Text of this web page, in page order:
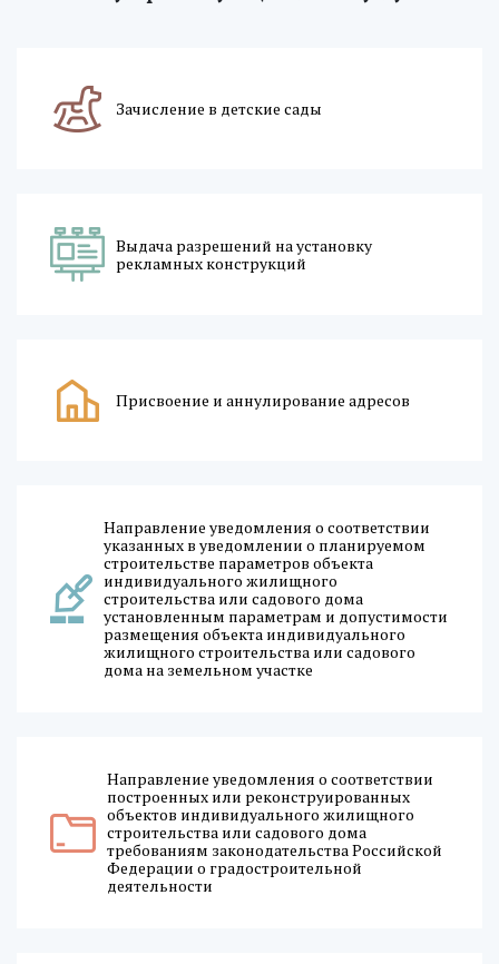
Зачисление в детские сады
Выдача разрешений на установку
рекламных конструкций
Присвоение и аннулирование адресов
Направление уведомления о соответствии
указанных в уведомлении о планируемом
строительстве параметров объекта
индивидуального жилищного
строительства или садового дома
установленным параметрам и допустимости
размещения объекта индивидуального
жилищного строительства или садового
дома на земельном участке
Направление уведомления о соответствии
построенных или реконструированных
объектов индивидуального жилищного
строительства или садового дома
требованиям законодательства Российской
Федерации о градостроительной
деятельности